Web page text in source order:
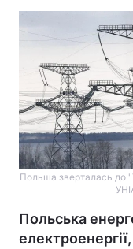
Польша зверталась до
Польська